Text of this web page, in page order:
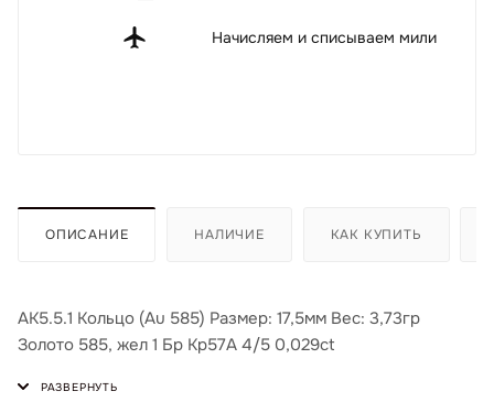
Начисляем и списываем мили
ОПИСАНИЕ НАЛИЧИЕ КАК КУПИТЬ
АК5.5.1 Кольцо (Au 585) Размер: 17,5мм Вес: 3,73гр
Золото 585, жел 1 Бр Кр57А 4/5 0,029ct